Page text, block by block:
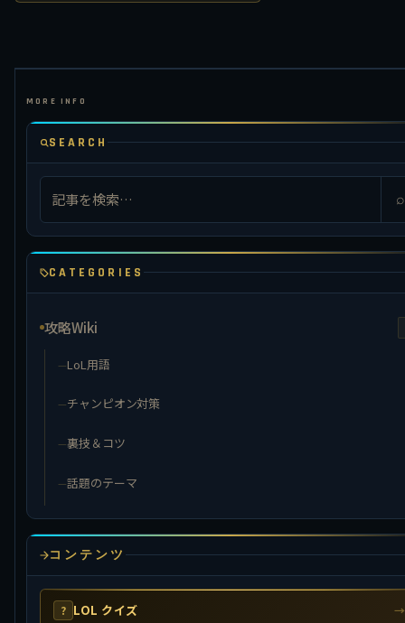
SEARCH
⌕
CATEGORIES
攻略Wiki
LoL用語
チャンピオン対策
裏技＆コツ
話題のテーマ
コンテンツ
? LOL クイズ →